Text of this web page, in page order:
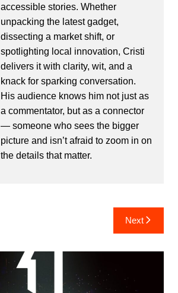
accessible stories. Whether
unpacking the latest gadget,
dissecting a market shift, or
spotlighting local innovation, Cristi
delivers it with clarity, wit, and a
knack for sparking conversation.
His audience knows him not just as
a commentator, but as a connector
— someone who sees the bigger
picture and isn’t afraid to zoom in on
the details that matter.
Next